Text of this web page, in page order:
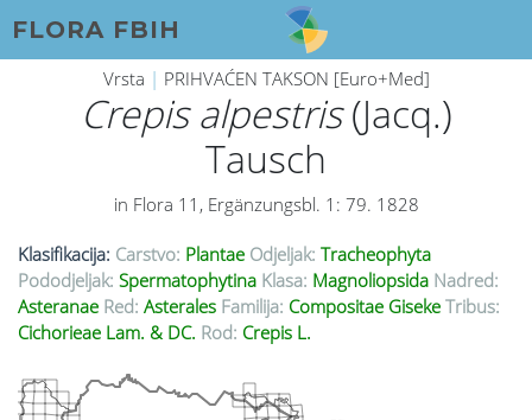
FLORA FBIH
Vrsta | PRIHVAĆEN TAKSON [Euro+Med]
Crepis alpestris(Jacq.)
Tausch
in Flora 11, Ergänzungsbl. 1: 79. 1828
Klasifikacija: Carstvo: Plantae Odjeljak: Tracheophyta
Pododjeljak: Spermatophytina Klasa: Magnoliopsida Nadred:
Asteranae Red: Asterales Familija: Compositae Giseke Tribus:
Cichorieae Lam. & DC. Rod: Crepis L.